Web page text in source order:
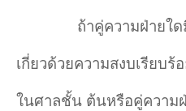
ถ้าคู่ความฝ่ายใ
เกี่ยวด้วยความสงบเรียบ
ในศาลชั้น ต้นหรือคู่ความ